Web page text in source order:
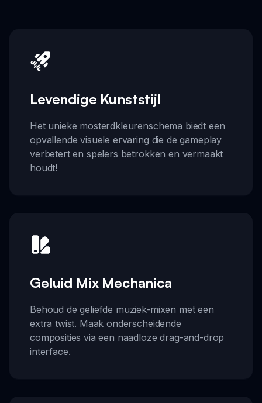
Levendige Kunststijl
Het unieke mosterdkleurenschema biedt een
opvallende visuele ervaring die de gameplay
verbetert en spelers betrokken en vermaakt
houdt!
Geluid Mix Mechanica
Behoud de geliefde muziek-mixen met een
extra twist. Maak onderscheidende
composities via een naadloze drag-and-drop
interface.